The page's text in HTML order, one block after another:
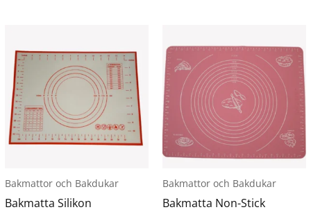
Bakmattor och Bakdukar
Bakmatta Silikon
här
produkten
har
flera
varianter.
De
alternativen
kan
Bakmattor och Bakdukar
Bakmatta Non-Stick
här
produkten
har
flera
varianter.
De
olika
alternativen
kan